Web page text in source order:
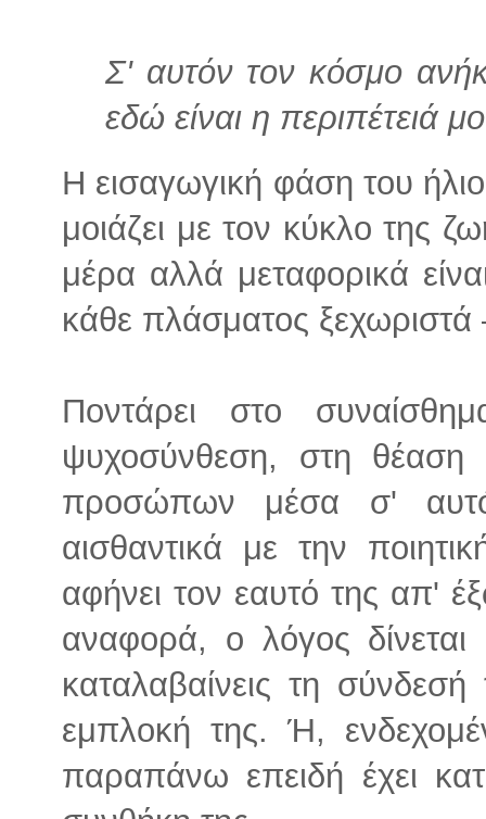
Σ' αυτόν τον κόσμο
εδώ είναι η περιπέτειά
Η εισαγωγική φάση του
μοιάζει με τον κύκλο της
μέρα αλλά μεταφορικά
κάθε πλάσματος
Ποντάρει στο
ψυχοσύνθεση, στη
προσώπων μέσα σ'
αισθαντικά με την
αφήνει τον εαυτό της απ'
αναφορά, ο λόγος
καταλαβαίνεις τη
εμπλοκή της. Ή,
παραπάνω επειδή έχει